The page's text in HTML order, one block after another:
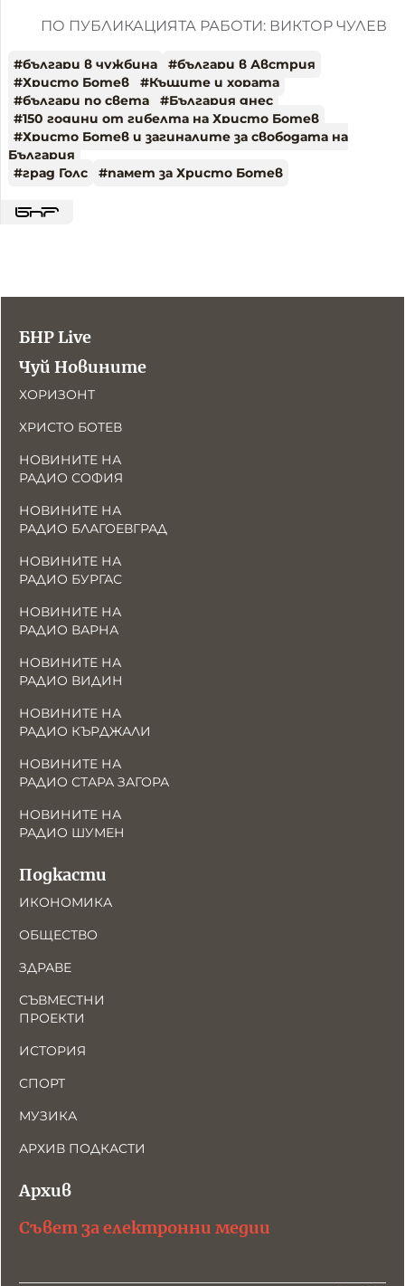
ПО ПУБЛИКАЦИЯТА РАБОТИ: ВИКТОР ЧУЛЕВ
#българи в чужбина #българи в Австрия
#Христо Ботев #Къщите и хората
#българи по света #България днес
#150 години от гибелта на Христо Ботев
#Христо Ботев и загиналите за свободата на
България
#град Голс #памет за Христо Ботев
БНР Live
Чуй Новините
ХОРИЗОНТ
ХРИСТО БОТЕВ
НОВИНИТЕ НА
РАДИО СОФИЯ
НОВИНИТЕ НА
РАДИО БЛАГОЕВГРАД
НОВИНИТЕ НА
РАДИО БУРГАС
НОВИНИТЕ НА
РАДИО ВАРНА
НОВИНИТЕ НА
РАДИО ВИДИН
НОВИНИТЕ НА
РАДИО КЪРДЖАЛИ
НОВИНИТЕ НА
РАДИО СТАРА ЗАГОРА
НОВИНИТЕ НА
РАДИО ШУМЕН
Подкасти
ИКОНОМИКА
ОБЩЕСТВО
ЗДРАВЕ
СЪВМЕСТНИ
ПРОЕКТИ
ИСТОРИЯ
СПОРТ
МУЗИКА
АРХИВ ПОДКАСТИ
Архив
Съвет за електронни медии